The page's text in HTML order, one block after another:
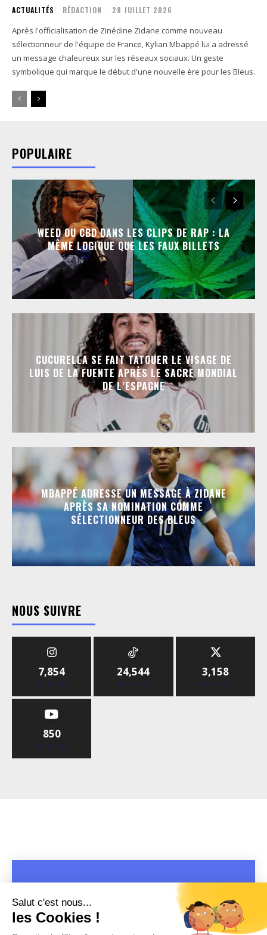
ACTUALITÉS RÉDACTION - 28 JUILLET 2026
Après l'officialisation de Zinédine Zidane comme nouveau
sélectionneur de l'équipe de France, Kylian Mbappé lui a adressé
un message chaleureux sur les réseaux sociaux. Un geste
symbolique qui marque le début d'une nouvelle ère pour les Bleus.
POPULAIRE
WEED OU CBD DANS LES CLIPS DE RAP : LA
MÊME LOGIQUE QUE LES FAUX BILLETS
CUCURELLA SE FAIT TATOUER LE VISAGE DE
LUIS DE LA FUENTE APRÈS LE SACRE MONDIAL
DE L’ESPAGNE
MBAPPÉ ADRESSE UN MESSAGE À ZIDANE
APRÈS SA NOMINATION COMME
SÉLECTIONNEUR DES BLEUS
NOUS SUIVRE
7,854
Abonnés
24,544
Abonnés
3,158
Abonnés
850
Abonnés